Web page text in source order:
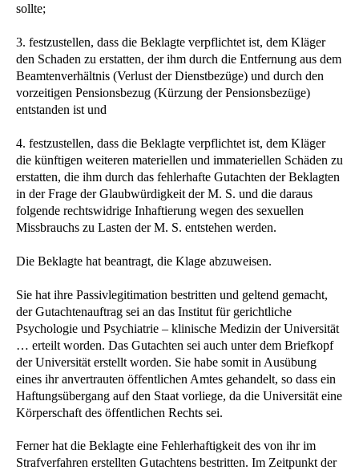
sollte;
3. festzustellen, dass die Beklagte verpflichtet ist, dem Kläger
den Schaden zu erstatten, der ihm durch die Entfernung aus dem
Beamtenverhältnis (Verlust der Dienstbezüge) und durch den
vorzeitigen Pensionsbezug (Kürzung der Pensionsbezüge)
entstanden ist und
4. festzustellen, dass die Beklagte verpflichtet ist, dem Kläger
die künftigen weiteren materiellen und immateriellen Schäden zu
erstatten, die ihm durch das fehlerhafte Gutachten der Beklagten
in der Frage der Glaubwürdigkeit der M. S. und die daraus
folgende rechtswidrige Inhaftierung wegen des sexuellen
Missbrauchs zu Lasten der M. S. entstehen werden.
Die Beklagte hat beantragt, die Klage abzuweisen.
Sie hat ihre Passivlegitimation bestritten und geltend gemacht,
der Gutachtenauftrag sei an das Institut für gerichtliche
Psychologie und Psychiatrie – klinische Medizin der Universität
… erteilt worden. Das Gutachten sei auch unter dem Briefkopf
der Universität erstellt worden. Sie habe somit in Ausübung
eines ihr anvertrauten öffentlichen Amtes gehandelt, so dass ein
Haftungsübergang auf den Staat vorliege, da die Universität eine
Körperschaft des öffentlichen Rechts sei.
Ferner hat die Beklagte eine Fehlerhaftigkeit des von ihr im
Strafverfahren erstellten Gutachtens bestritten. Im Zeitpunkt der